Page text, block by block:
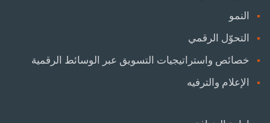
النمو
التحوّل الرقمي
خصائص واستراتيجيات التسويق عبر الوسائط الرقمية
الإعلام والترفيه